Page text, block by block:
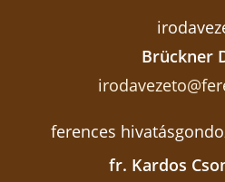
Brückner
ferences
fr. Kardos